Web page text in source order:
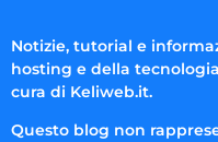
Notizie, tutorial e
hosting e della
cura di Keliweb.it.
Questo blog non